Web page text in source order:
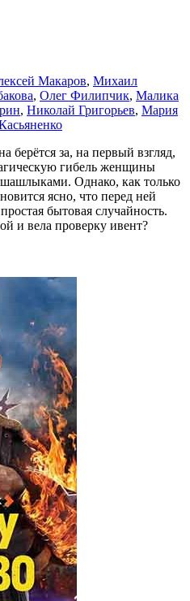
Макаров, Михаил
, Олег Филипчик, Малика
, Николай Григорьев, Мария
берётся за, на первый взгляд,
гибель женщины
Однако, как только
ясно, что перед ней
бытовая случайность.
и вела проверку ивент?